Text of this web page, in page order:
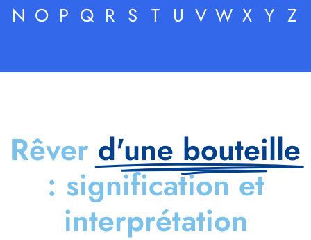
N O P Q R S T U V W X Y Z
Rêver d'une bouteille
: signification et
interprétation